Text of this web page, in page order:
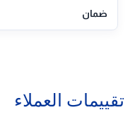
ضمان
تقييمات العملاء